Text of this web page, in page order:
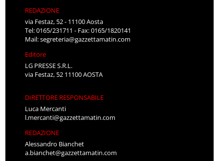
REDAZIONE
via Festaz, 52 - 11100 Aosta
Tel: 0165/231711 - Fax: 0165/1820141
Mail:segreteria@gazzettamatin.com
Editore
LG PRESSE S.R.L.
via Festaz, 52 11100 AOSTA
DIRETTORE RESPONSABILE
Luca Mercanti
l.mercanti@gazzettamatin.com
REDAZIONE
Alessandro Bianchet
a.bianchet@gazzettamatin.com